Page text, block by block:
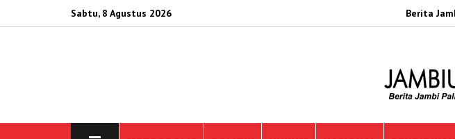
Sabtu, 8 Agustus 2026 Berita